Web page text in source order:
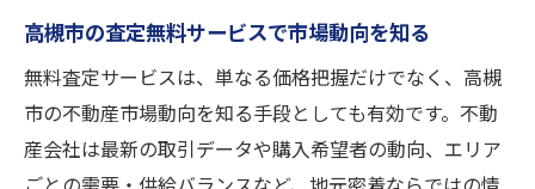
高槻市の査定無料サービスで市場動向を知る
無料査定サービスは、単なる価格把握だけでなく、高槻
市の不動産市場動向を知る手段としても有効です。不動
産会社は最新の取引データや購入希望者の動向、エリア